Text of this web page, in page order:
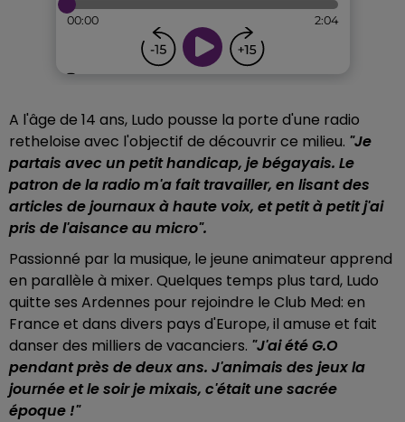
A l'âge de 14 ans, Ludo pousse la porte d'une radio
retheloise avec l'objectif de découvrir ce milieu. "Je
partais avec un petit handicap, je bégayais. Le
patron de la radio m'a fait travailler, en lisant des
articles de journaux à haute voix, et petit à petit j'ai
pris de l'aisance au micro".
Passionné par la musique, le jeune animateur apprend
en parallèle à mixer. Quelques temps plus tard, Ludo
quitte ses Ardennes pour rejoindre le Club Med: en
France et dans divers pays d'Europe, il amuse et fait
danser des milliers de vacanciers. "J'ai été G.O
pendant près de deux ans. J'animais des jeux la
journée et le soir je mixais, c'était une sacrée
époque !"